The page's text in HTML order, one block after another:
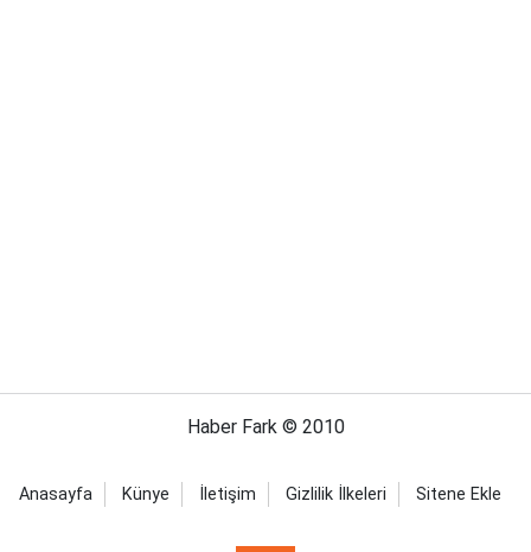
Haber Fark © 2010
Anasayfa Künye İletişim Gizlilik İlkeleri Sitene Ekle